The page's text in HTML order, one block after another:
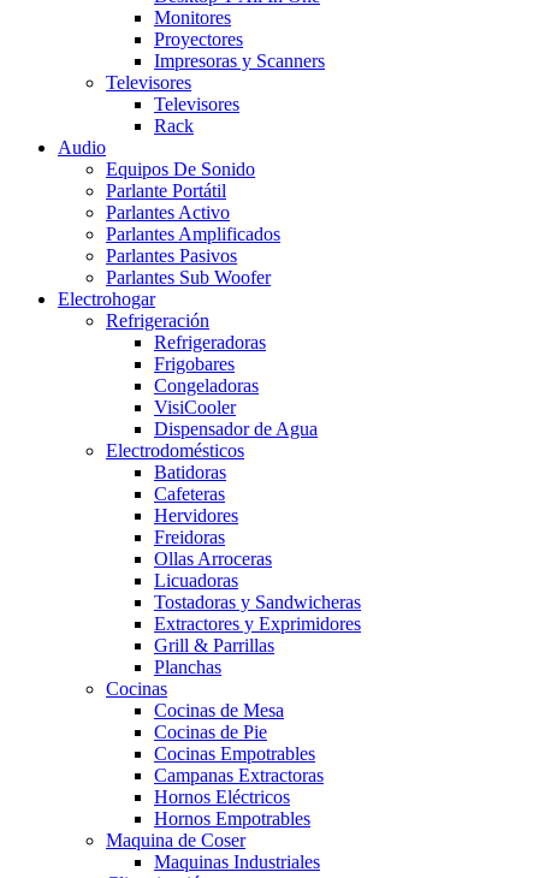
Monitores
Proyectores
Impresoras y Scanners
Televisores
Televisores
Rack
Audio
Equipos De Sonido
Parlante Portátil
Parlantes Activo
Parlantes Amplificados
Parlantes Pasivos
Parlantes Sub Woofer
Electrohogar
Refrigeración
Refrigeradoras
Frigobares
Congeladoras
VisiCooler
Dispensador de Agua
Electrodomésticos
Batidoras
Cafeteras
Hervidores
Freidoras
Ollas Arroceras
Licuadoras
Tostadoras y Sandwicheras
Extractores y Exprimidores
Grill & Parrillas
Planchas
Cocinas
Cocinas de Mesa
Cocinas de Pie
Cocinas Empotrables
Campanas Extractoras
Hornos Eléctricos
Hornos Empotrables
Maquina de Coser
Maquinas Industriales